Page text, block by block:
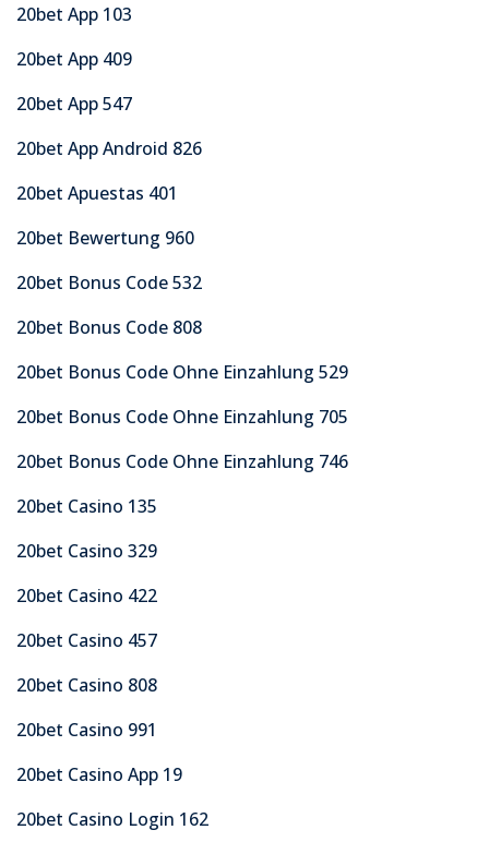
20bet App 103
20bet App 409
20bet App 547
20bet App Android 826
20bet Apuestas 401
20bet Bewertung 960
20bet Bonus Code 532
20bet Bonus Code 808
20bet Bonus Code Ohne Einzahlung 529
20bet Bonus Code Ohne Einzahlung 705
20bet Bonus Code Ohne Einzahlung 746
20bet Casino 135
20bet Casino 329
20bet Casino 422
20bet Casino 457
20bet Casino 808
20bet Casino 991
20bet Casino App 19
20bet Casino Login 162